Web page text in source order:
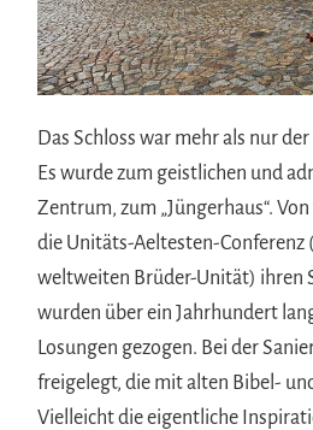
Das Schloss war mehr als nur
Es wurde zum geistlichen und
Zentrum, zum „Jüngerhaus“. Von
die Unitäts-Aeltesten-Conferenz
weltweiten Brüder-Unität) ihren
wurden über ein Jahrhundert
Losungen gezogen. Bei der
freigelegt, die mit alten Bibel-
Vielleicht die eigentliche